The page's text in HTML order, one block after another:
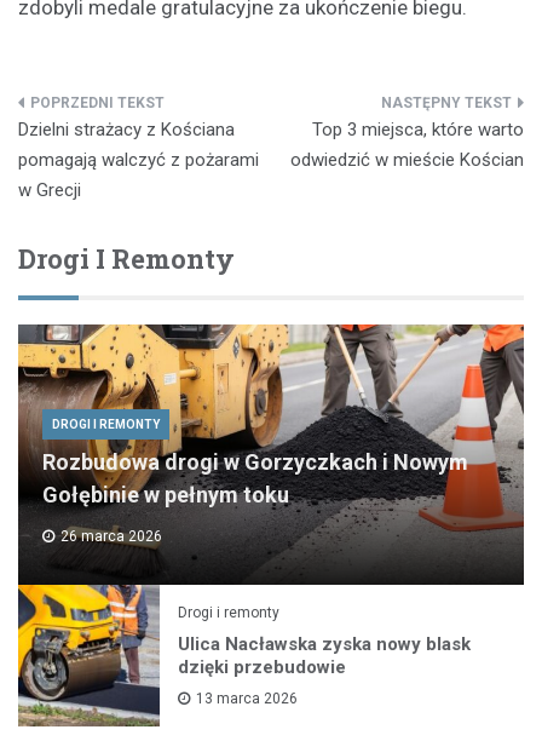
zdobyli medale gratulacyjne za ukończenie biegu.
Nawigacja
wpisu
Dzielni strażacy z Kościana
pomagają walczyć z pożarami
w Grecji
Top 3 miejsca, które warto
odwiedzić w mieście Kościan
Drogi I Remonty
DROGI I REMONTY
Rozbudowa drogi w Gorzyczkach i Nowym
Gołębinie w pełnym toku
26 marca 2026
Drogi i remonty
Ulica Nacławska zyska nowy blask
dzięki przebudowie
13 marca 2026